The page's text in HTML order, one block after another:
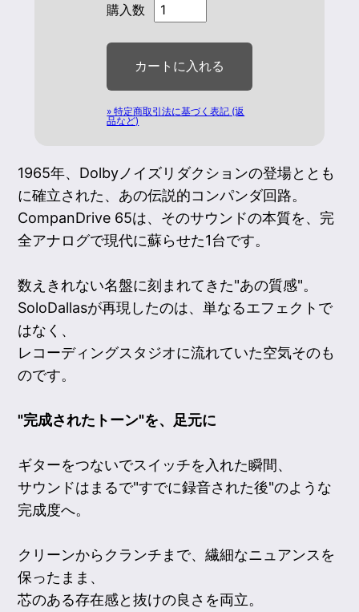
購入数
» 特定商取引法に基づく表記 (返
品など)
1965年、Dolbyノイズリダクションの登場ととも
に確立された、あの伝説的コンパンダ回路。
CompanDrive 65は、そのサウンドの本質を、完
全アナログで現代に蘇らせた1台です。
数えきれない名盤に刻まれてきた"あの質感"。
SoloDallasが再現したのは、単なるエフェクトで
はなく、
レコーディングスタジオに流れていた空気そのも
のです。
"完成されたトーン"を、足元に
ギターをつないでスイッチを入れた瞬間、
サウンドはまるで"すでに録音された後"のような
完成度へ。
クリーンからクランチまで、繊細なニュアンスを
保ったまま、
芯のある存在感と抜けの良さを両立。